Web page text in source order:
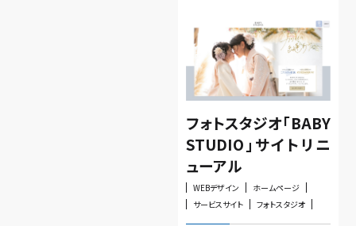
フォトスタジオ「BABY
STUDIO」サイトリニ
ューアル
WEBデザイン
ホームページ
サービスサイト
フォトスタジオ